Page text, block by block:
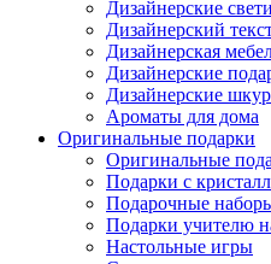
Дизайнерские
Дизайнерский
Дизайнерская
Дизайнерские
Дизайнерские
Ароматы для дома
Оригинальные подарки
Оригинальные
Подарки с
Подарочные
Подарки учителю
Настольные игры